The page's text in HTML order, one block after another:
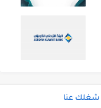
شغلك عنا